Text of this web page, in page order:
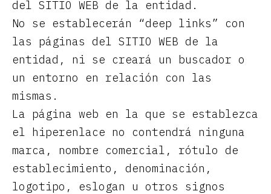
del SITIO WEB de la entidad.
No se establecerán “deep links” con
las páginas del SITIO WEB de la
entidad, ni se creará un buscador o
un entorno en relación con las
mismas.
La página web en la que se establezca
el hiperenlace no contendrá ninguna
marca, nombre comercial, rótulo de
establecimiento, denominación,
logotipo, eslogan u otros signos